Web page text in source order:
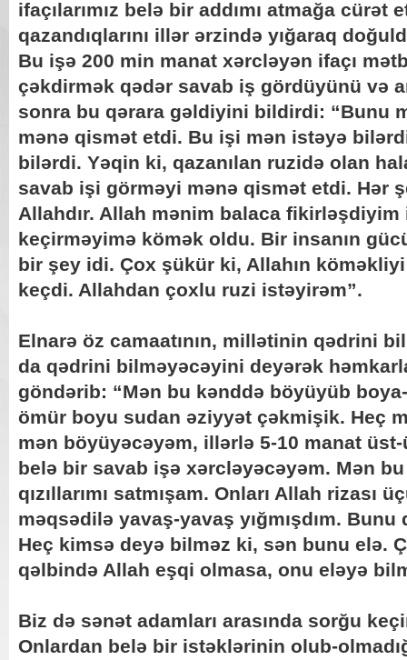
ifaçılarımız belə bir addımı atmağa cürət
qazandıqlarını illər ərzində yığaraq
Bu işə 200 min manat xərcləyən ifaçı
çəkdirmək qədər savab iş gördüyünü və
sonra bu qərara gəldiyini bildirdi: “Bunu
mənə qismət etdi. Bu işi mən istəyə
bilərdi. Yəqin ki, qazanılan ruzidə olan
savab işi görməyi mənə qismət etdi. Hər
Allahdır. Allah mənim balaca
keçirməyimə kömək oldu. Bir insanın
bir şey idi. Çox şükür ki, Allahın
keçdi. Allahdan çoxlu ruzi istəyirəm”.
Elnarə öz camaatının, millətinin qədrini
da qədrini bilməyəcəyini deyərək
göndərib: “Mən bu kənddə böyüyüb
ömür boyu sudan əziyyət çəkmişik. Heç
mən böyüyəcəyəm, illərlə 5-10 manat üst-
belə bir savab işə xərcləyəcəyəm. Mən
qızıllarımı satmışam. Onları Allah rizası
məqsədilə yavaş-yavaş yığmışdım.
Heç kimsə deyə bilməz ki, sən bunu elə.
qəlbində Allah eşqi olmasa, onu eləyə
Biz də sənət adamları arasında sorğu
Onlardan belə bir istəklərinin olub-